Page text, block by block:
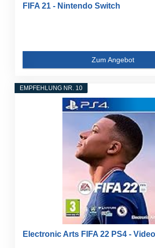
FIFA 21 - Nintendo Switch
Zum Angebot
EMPFEHLUNG NR. 10
Electronic Arts FIFA 22 PS4 -